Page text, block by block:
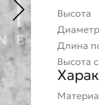
Высота
Диаметр
Длина
Высота